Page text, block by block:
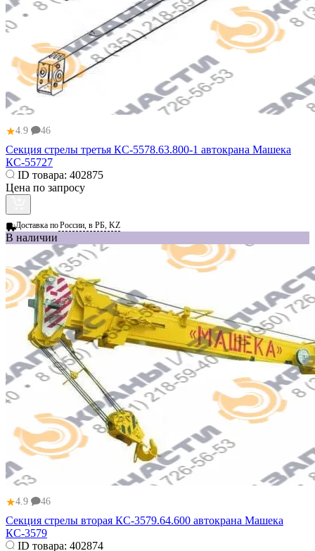
★4.9 46
Секция стрелы третья КС-5578.63.800-1 автокрана Машека
КС-55727
ID товара: 402875
Цена по запросу
Доставка поРоссии, в РБ, KZ
В наличии
★4.9 46
Секция стрелы вторая КС-3579.64.600 автокрана Машека
КС-3579
ID товара: 402874